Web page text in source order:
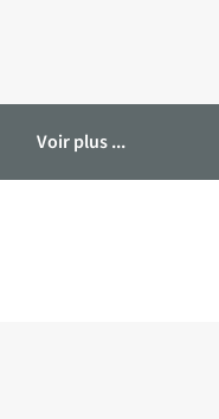
Voir plus ...